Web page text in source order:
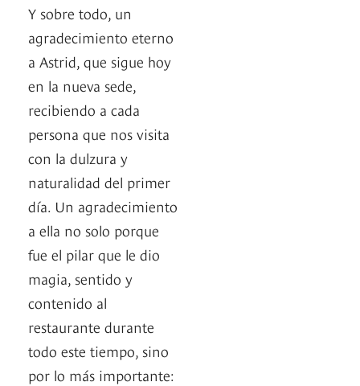
Y sobre todo, un
agradecimiento eterno
a Astrid, que sigue hoy
en la nueva sede,
recibiendo a cada
persona que nos visita
con la dulzura y
naturalidad del primer
día. Un agradecimiento
a ella no solo porque
fue el pilar que le dio
magia, sentido y
contenido al
restaurante durante
todo este tiempo, sino
por lo más importante: